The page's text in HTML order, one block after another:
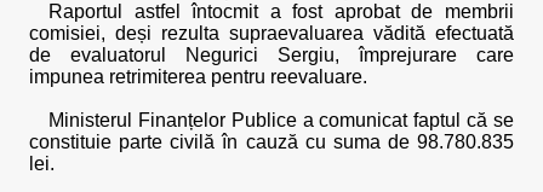
Raportul astfel întocmit a fost aprobat de membrii
comisiei, deși rezulta supraevaluarea vădită efectuată
de evaluatorul Negurici Sergiu, împrejurare care
impunea retrimiterea pentru reevaluare.
Ministerul Finanțelor Publice a comunicat faptul că se
constituie parte civilă în cauză cu suma de 98.780.835
lei.